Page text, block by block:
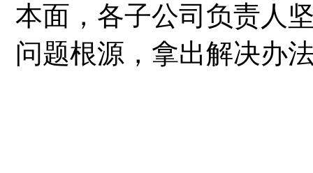
本面，各子公司负责人
问题根源，拿出解决办